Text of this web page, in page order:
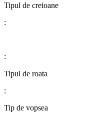
​​​​​​​​​​​​​​Tipul de creioane
:
:
​​​​​​​​​​​​​​Tipul de roata
:
​​​​​​​​​​​​​​Tip de vopsea